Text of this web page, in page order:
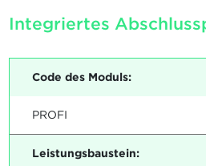
Integriertes
Code des Moduls:
PROFI
Leistungsbaustein: